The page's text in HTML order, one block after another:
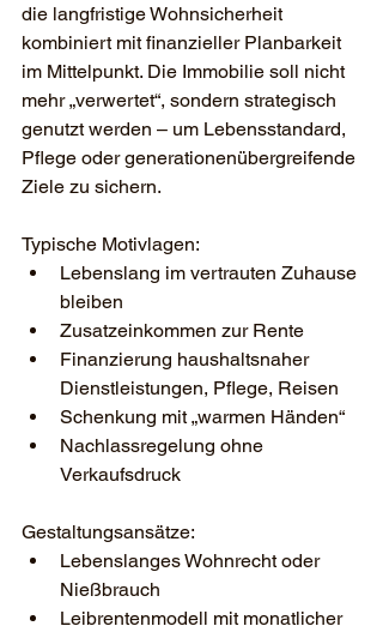
die langfristige Wohnsicherheit
kombiniert mit finanzieller Planbarkeit
im Mittelpunkt. Die Immobilie soll nicht
mehr „verwertet“, sondern strategisch
genutzt werden – um Lebensstandard,
Pflege oder generationenübergreifende
Ziele zu sichern.
Typische Motivlagen:
Lebenslang im vertrauten Zuhause
bleiben
Zusatzeinkommen zur Rente
Finanzierung haushaltsnaher
Dienstleistungen, Pflege, Reisen
Schenkung mit „warmen Händen“
Nachlassregelung ohne
Verkaufsdruck
Gestaltungsansätze:
Lebenslanges Wohnrecht oder
Nießbrauch
Leibrentenmodell mit monatlicher